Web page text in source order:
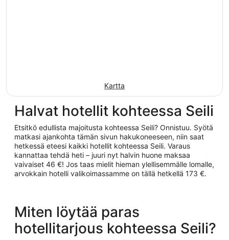
Kartta
Halvat hotellit kohteessa Seili
Etsitkö edullista majoitusta kohteessa Seili? Onnistuu. Syötä
matkasi ajankohta tämän sivun hakukoneeseen, niin saat
hetkessä eteesi kaikki hotellit kohteessa Seili. Varaus
kannattaa tehdä heti – juuri nyt halvin huone maksaa
vaivaiset 46 €! Jos taas mielit hieman ylellisemmälle lomalle,
arvokkain hotelli valikoimassamme on tällä hetkellä 173 €.
Miten löytää paras
hotellitarjous kohteessa Seili?